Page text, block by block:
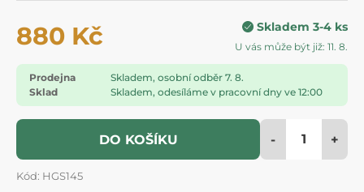
880 Kč Skladem 3-4 ks
U vás může být již: 11. 8.
Prodejna
Skladem, osobní odběr 7. 8.
Sklad
Skladem, odesíláme v pracovní dny ve 12:00
DO KOŠÍKU - +
Kód: HGS145